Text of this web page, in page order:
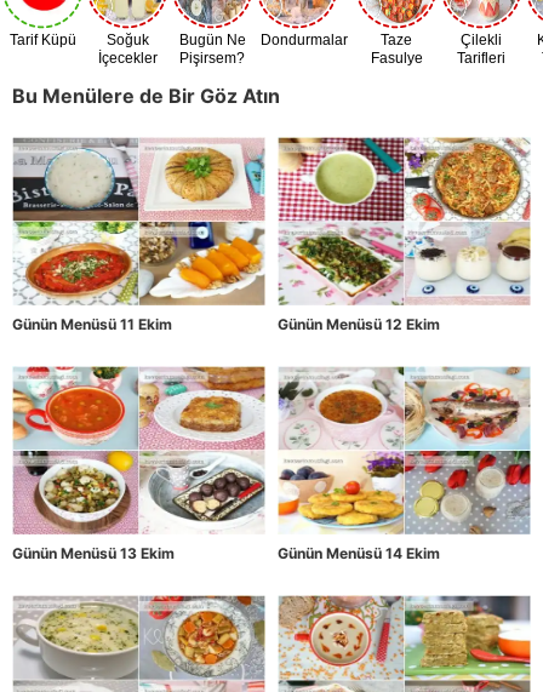
Tarif Küpü
Soğuk
İçecekler
Bugün Ne
Pişirsem?
Dondurmalar
Taze
Fasulye
Çilekli
Tarifleri
Bu Menülere de Bir Göz Atın
Günün Menüsü 11 Ekim Günün Menüsü 12 Ekim
Günün Menüsü 13 Ekim Günün Menüsü 14 Ekim